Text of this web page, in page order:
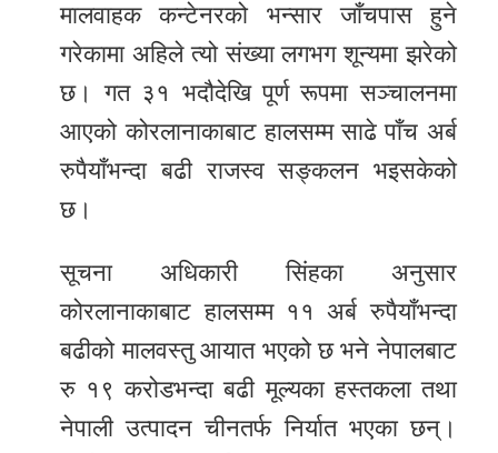
मालवाहक कन्टेनरको भन्सार जाँचपास हुने
गरेकामा अहिले त्यो संख्या लगभग शून्यमा झरेको
छ। गत ३१ भदौदेखि पूर्ण रूपमा सञ्चालनमा
आएको कोरलानाकाबाट हालसम्म साढे पाँच अर्ब
रुपैयाँभन्दा बढी राजस्व सङ्कलन भइसकेको
छ।
सूचना अधिकारी सिंहका अनुसार
कोरलानाकाबाट हालसम्म ११ अर्ब रुपैयाँभन्दा
बढीको मालवस्तु आयात भएको छ भने नेपालबाट
रु १९ करोडभन्दा बढी मूल्यका हस्तकला तथा
नेपाली उत्पादन चीनतर्फ निर्यात भएका छन्।